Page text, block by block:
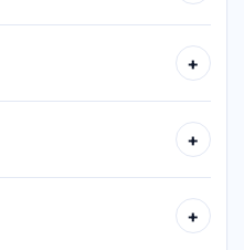
+
+
+